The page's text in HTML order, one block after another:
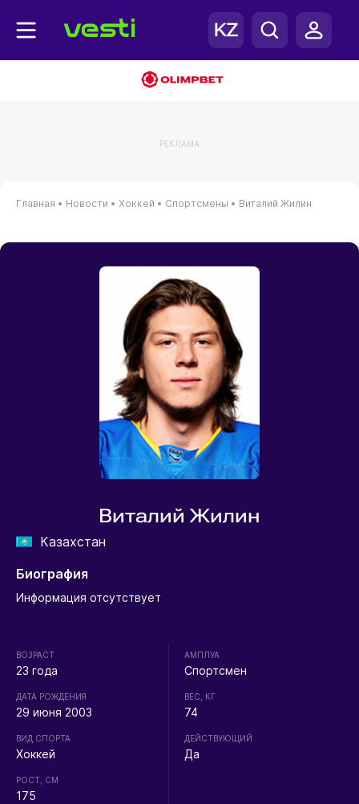
РЕКЛАМА
Главная • Новости • Хоккей • Спортсмены • Виталий Жилин
Виталий Жилин
Казахстан
Биография
Информация отсутствует
ВОЗРАСТ
23 года
ДАТА РОЖДЕНИЯ
29 июня 2003
ВИД СПОРТА
Хоккей
РОСТ, СМ
175
АМПЛУА
Спортсмен
ВЕС, КГ
74
ДЕЙСТВУЮЩИЙ
Да